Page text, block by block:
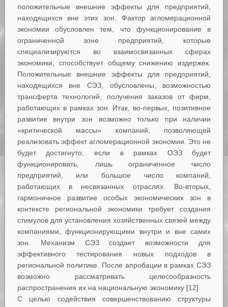
положительные внешние эффекты для предприятий,
находящихся вне этих зон. Фактор агломерационной
экономии обусловлен тем, что функционирование в
ограниченной зоне предприятий, которые
специализируются во взаимосвязанных сферах
экономики, способствует общему снижению издержек.
Положительные внешние эффекты для предприятий,
находящихся вне СЭЗ, обусловлены, возможностью
трансферта технологий, получения заказов от фирм,
работающих в рамках зон. Итак, во-первых, позитивное
развитие внутри зон возможно только при наличии
«критической массы» компаний, позволяющей
реализовать эффект агломерационной экономии. Это не
будет достигнуто, если в рамках ОЭЗ будет
функционировать, лишь ограниченное число
предприятий, или большое число компаний,
работающих в несвязанных отраслях. Во-вторых,
гармоничное развитие особых экономических зон в
контексте региональной экономики требует создания
стимулов для установления хозяйственных связей между
компаниями, функционирующими внутри и вне самих
зон. Механизм СЭЗ создает возможности для
эффективного тестирования новых подходов в
региональной политике. После апробации в рамках СЭЗ
возможно рассматривать целесообразность
распространения их на национальную экономику [12].
С целью содействия совершенствованию структуры